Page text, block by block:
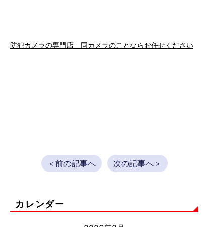
防犯カメラの専門店 同カメラのことならお任せください
＜前の記事へ 次の記事へ＞
カレンダー